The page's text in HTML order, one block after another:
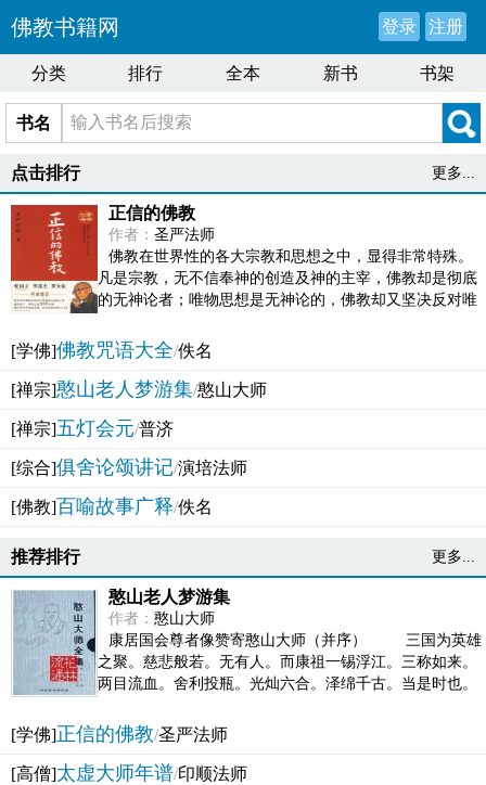
佛教书籍网 登录 注册
分类 排行 全本 新书 书架
书名
点击排行 更多...
正信的佛教
作者： 圣严法师
佛教在世界性的各大宗教和思想之中，显得非常特殊。
凡是宗教，无不信奉神的创造及神的主宰，佛教却是彻底
的无神论者；唯物思想是无神论的，佛教却又坚决反对唯
[学佛]佛教咒语大全/佚名
[禅宗]憨山老人梦游集/憨山大师
[禅宗]五灯会元/普济
[综合]俱舍论颂讲记/演培法师
[佛教]百喻故事广释/佚名
推荐排行 更多...
憨山老人梦游集
作者： 憨山大师
康居国会尊者像赞寄憨山大师（并序） 三国为英雄
之聚。慈悲般若。无有人。而康祖一锡浮江。三称如来。
两目流血。舍利投瓶。光灿六合。泽绵千古。当是时也。
[学佛]正信的佛教/圣严法师
[高僧]太虚大师年谱/印顺法师